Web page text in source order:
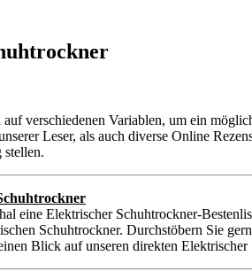
auf verschiedenen Variablen, um ein
Leser, als auch diverse Online
stellen.
eine Elektrischer Schuhtrockner-
Schuhtrockner. Durchstöbern Sie
Blick auf unseren direkten